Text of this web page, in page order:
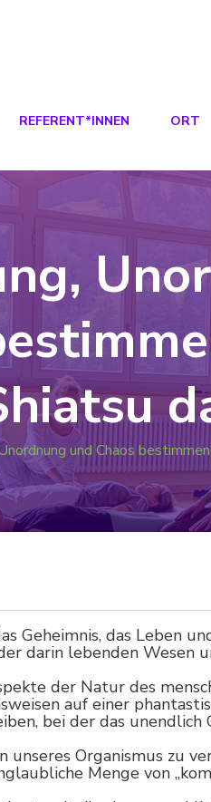
REFERENT*INNEN ORT
und Chaos
Geheimnis, das Leben
darin lebenden Wesen
der Natur des
auf einer
bei der das unendlich
unseres Organismus zu
Menge von